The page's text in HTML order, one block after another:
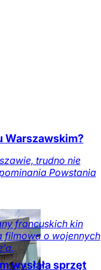
Warszawskim?
trudno nie
Powstania
francuskich kin
filmowa o wojennych
wysłała sprzęt